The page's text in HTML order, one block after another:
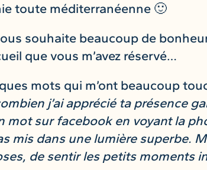
toute méditerranéenne 🙂
souhaite beaucoup de
que vous m’avez réservé…
mots qui m’ont beaucoup
j’ai apprécié ta présence
mot sur facebook en voyant la
mis dans une lumière superbe.
de sentir les petits moments